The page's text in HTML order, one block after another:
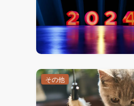
その他